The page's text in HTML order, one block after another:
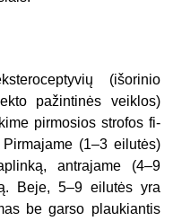
(išorinio
pažintinės veiklos)
pirmosios strofos fi­
(1–3 eilutės)
antrajame (4–9
Beje, 5–9 eilutės yra
be garso plaukiantis